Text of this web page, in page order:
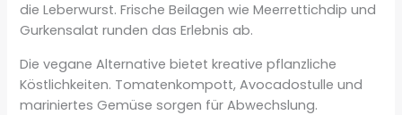
die Leberwurst. Frische Beilagen wie Meerrettichdip und
Gurkensalat runden das Erlebnis ab.
Die vegane Alternative bietet kreative pflanzliche
Köstlichkeiten. Tomatenkompott, Avocadostulle und
mariniertes Gemüse sorgen für Abwechslung.